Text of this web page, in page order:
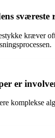
sværeste
kræver
er
komplekse